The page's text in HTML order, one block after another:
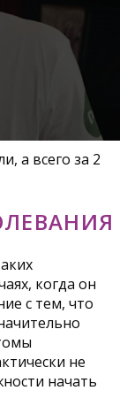
а всего за 2
когда он
с тем, что
не
начать